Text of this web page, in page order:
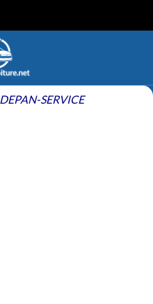
DEPAN-SERVICE